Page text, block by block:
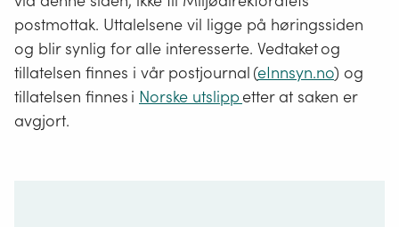
postmottak. Uttalelsene vil ligge på høringssiden
og blir synlig for alle interesserte. Vedtaket og
tillatelsen finnes i vår postjournal (eInnsyn.no) og
tillatelsen finnes i Norske utslippetter at saken er
avgjort.